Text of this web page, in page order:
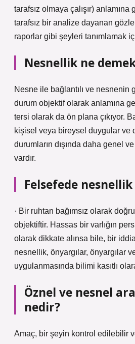
tarafsız olmaya çalışır)
tarafsız bir analize dayanan
raporlar gibi şeyleri tanımlamak
Nesnellik ne
Nesne ile bağlantılı ve nesnenin
durum objektif olarak anlamına
tersi olarak da ön plana çıkıyor.
kişisel veya bireysel duygular ve
durumların dışında daha genel
vardır.
Felsefede
· Bir ruhtan bağımsız olarak
objektiftir. Hassas bir varlığın
olarak dikkate alınsa bile, bir
nesnellik, önyargılar, önyargılar
uygulanmasında bilimi kasıtlı
Öznel ve nesnel
nedir?
Amaç, bir şeyin kontrol edilebilir